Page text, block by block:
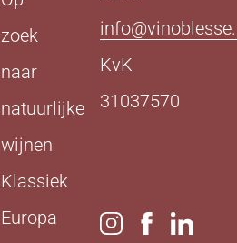
zoek
naar
natuurlijke
wijnen
Klassiek
Europa
KvK
31037570